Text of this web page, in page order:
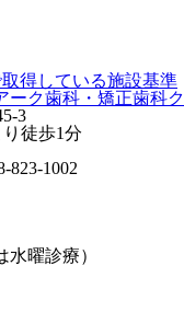
得している施設基準
3
徒歩1分
曜診療）